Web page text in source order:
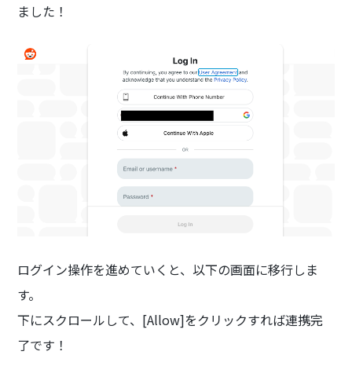
ました！
ログイン操作を進めていくと、以下の画面に移行しま
す。
下にスクロールして、[Allow]をクリックすれば連携完
了です！